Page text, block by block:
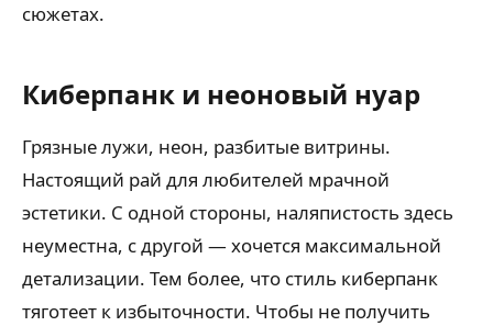
сюжетах.
Киберпанк и неоновый нуар
Грязные лужи, неон, разбитые витрины.
Настоящий рай для любителей мрачной
эстетики. С одной стороны, наляпистость здесь
неуместна, с другой — хочется максимальной
детализации. Тем более, что стиль киберпанк
тяготеет к избыточности. Чтобы не получить